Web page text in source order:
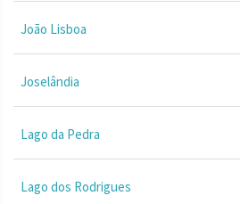
João Lisboa
Joselândia
Lago da Pedra
Lago dos Rodrigues